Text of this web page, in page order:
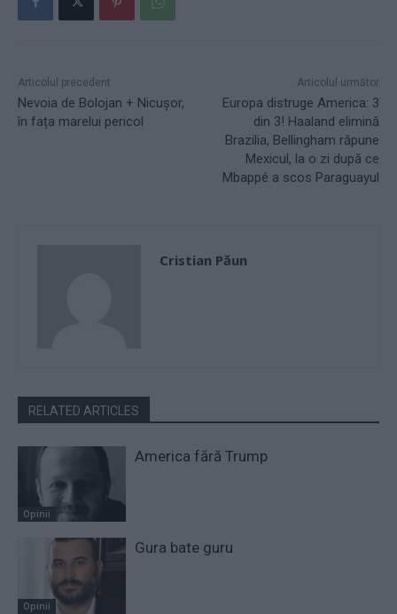
Articolul precedent
Nevoia de Bolojan + Nicușor,
în fața marelui pericol
Articolul următor
Europa distruge America: 3
din 3! Haaland elimină
Brazilia, Bellingham răpune
Mexicul, la o zi după ce
Mbappé a scos Paraguayul
Cristian Păun
RELATED ARTICLES
Opinii
America fără Trump
Opinii
Gura bate guru